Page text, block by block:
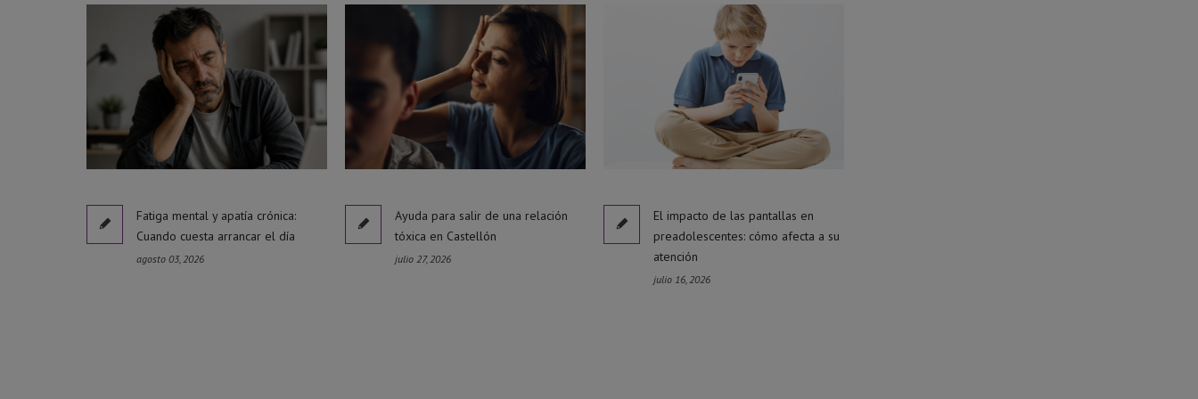
Fatiga mental y apatía crónica:
Cuando cuesta arrancar el día
agosto 03, 2026
Ayuda para salir de una relación
tóxica en Castellón
julio 27, 2026
El impacto de las pantallas en
preadolescentes: cómo afecta a su
atención
julio 16, 2026